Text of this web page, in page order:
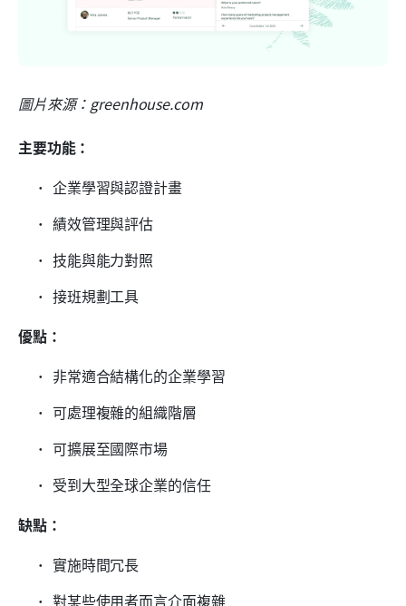
圖片來源：greenhouse.com
主要功能：
企業學習與認證計畫
績效管理與評估
技能與能力對照
接班規劃工具
優點：
非常適合結構化的企業學習
可處理複雜的組織階層
可擴展至國際市場
受到大型全球企業的信任
缺點：
實施時間冗長
對某些使用者而言介面複雜